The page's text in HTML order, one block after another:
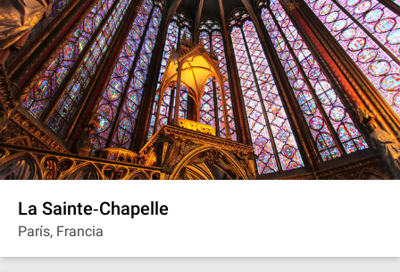
La Sainte‐Chapelle
París, Francia